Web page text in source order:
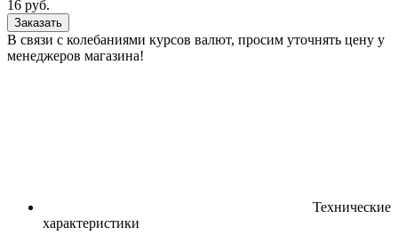
16 руб.
Заказать
В связи с колебаниями курсов валют, просим уточнять цену у
менеджеров магазина!
Технические
характеристики